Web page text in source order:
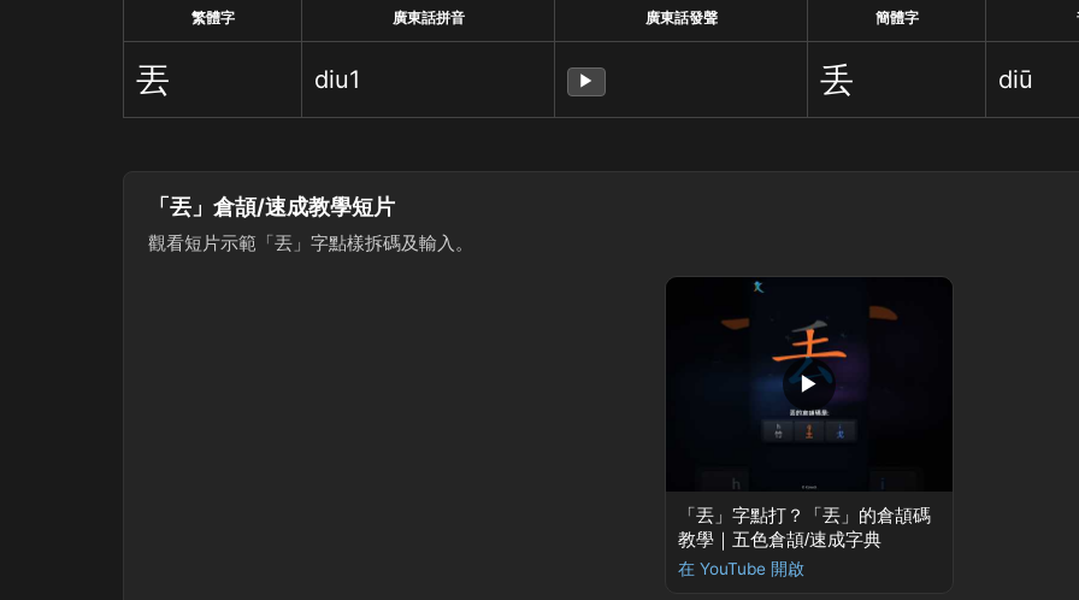
繁體字 廣東話拼音 廣東話發聲 簡體字
丟 diu1 ▶ 丢 diū
「丟」倉頡/速成教學短片
觀看短片示範「丟」字點樣拆碼及輸入。
▶
「丟」字點打？「丟」的倉頡碼
教學｜五色倉頡/速成字典
在 YouTube 開啟